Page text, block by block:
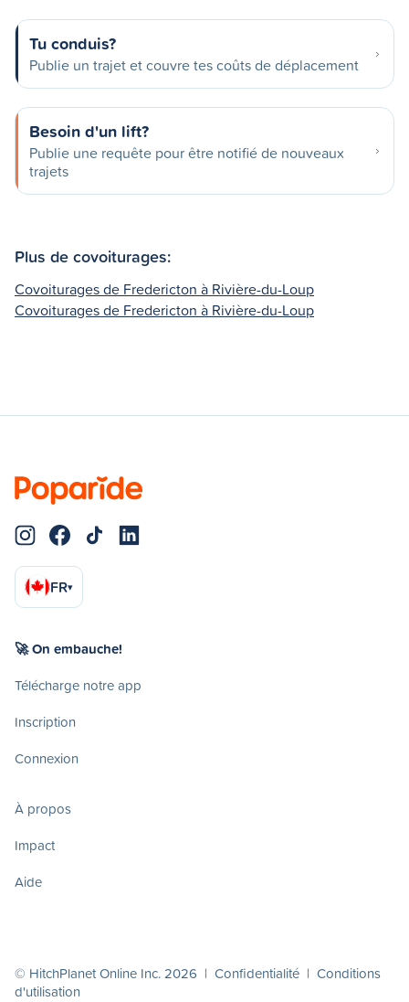
Tu conduis?
Publie un trajet et couvre tes coûts de déplacement
Besoin d'un lift?
Publie une requête pour être notifié de nouveaux
trajets
Plus de covoiturages:
Covoiturages de Fredericton à Rivière-du-Loup
Covoiturages de Fredericton à Rivière-du-Loup
FR▾
🚀 On embauche!
Télécharge notre app
Inscription
Connexion
À propos
Impact
Aide
© HitchPlanet Online Inc. 2026 | Confidentialité | Conditions
d'utilisation